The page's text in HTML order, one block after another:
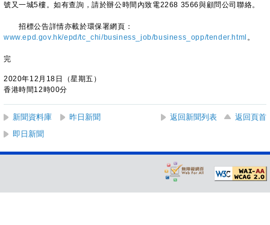
號又一城5樓。如有查詢，請於辦公時間內致電2268 3566與顧問公司聯絡。
招標公告詳情亦載於環保署網頁：
www.epd.gov.hk/epd/tc_chi/business_job/business_opp/tender.html 。
完
2020年12月18日（星期五）
香港時間12時00分
新聞資料庫 昨日新聞 返回新聞列表
返回頁首
即日新聞